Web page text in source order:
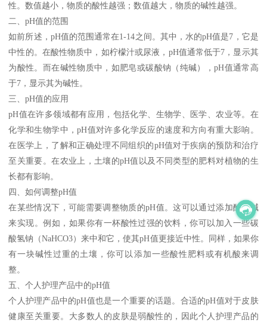
性。数值越小，物质的酸性越强；数值越大，物质的碱性越强。
二、pH值的范围
如前所述，pH值的范围通常在1-14之间。其中，水的pH值是7，它是
中性的。在酸性物质中，如柠檬汁或尿液，pH值通常低于7，显示其
为酸性。而在碱性物质中，如肥皂或碳酸钠（纯碱），pH值通常高
于7，显示其为碱性。
三、pH值的应用
pH值在许多领域都有应用，包括化学、生物学、医学、农业等。在
化学和生物学中，pH值对许多化学反应的速度和方向有重大影响。
在医学上，了解和正确处理不同组织的pH值对于疾病的预防和治疗
至关重要。在农业上，土壤的pH值以及不同类型的肥料对植物的生
长都有影响。
四、如何调整pH值
在某些情况下，可能需要调整物质的pH值。这可以通过添加酸或碱
来实现。例如，如果你有一杯酸性过强的饮料，你可以加入一些碳
酸氢钠（NaHCO3）来中和它，使其pH值更接近中性。同样，如果你
有一块碱性过重的土壤，你可以添加一些酸性肥料或有机酸来调
整。
五、个人护理产品中的pH值
个人护理产品中的pH值也是一个重要的话题。合适的pH值对于皮肤
健康至关重要。大多数人的皮肤是弱酸性的，因此个人护理产品的